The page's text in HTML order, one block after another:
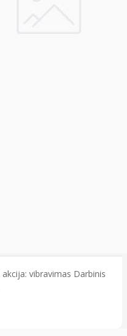
vibravimas Darbinis